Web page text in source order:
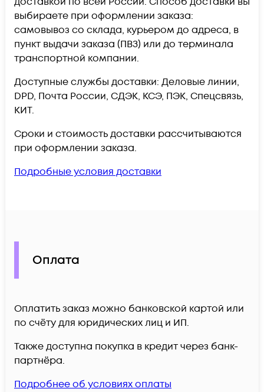
выбираете при оформлении заказа:
самовывоз со склада, курьером до адреса, в
пункт выдачи заказа (ПВЗ) или до терминала
транспортной компании.
Доступные службы доставки: Деловые линии,
DPD, Почта России, СДЭК, КСЭ, ПЭК, Спецсвязь,
КИТ.
Сроки и стоимость доставки рассчитываются
при оформлении заказа.
Подробные условия доставки
Оплата
Оплатить заказ можно банковской картой или
по счёту для юридических лиц и ИП.
Также доступна покупка в кредит через банк-
партнёра.
Подробнее об условиях оплаты